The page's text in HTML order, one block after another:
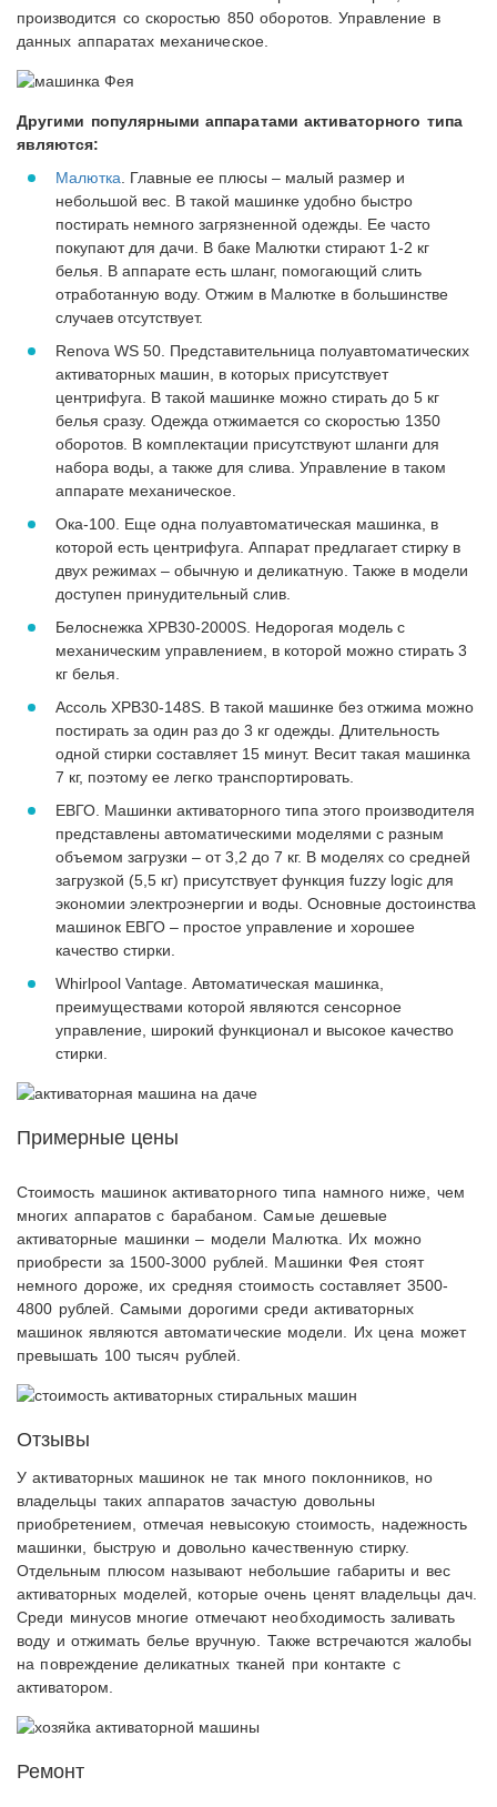
производится со скоростью 850 оборотов. Управление в
данных аппаратах механическое.
Другими популярными аппаратами активаторного типа
являются:
Малютка . Главные ее плюсы – малый размер и
небольшой вес. В такой машинке удобно быстро
постирать немного загрязненной одежды. Ее часто
покупают для дачи. В баке Малютки стирают 1-2 кг
белья. В аппарате есть шланг, помогающий слить
отработанную воду. Отжим в Малютке в большинстве
случаев отсутствует.
Renova WS 50. Представительница полуавтоматических
активаторных машин, в которых присутствует
центрифуга. В такой машинке можно стирать до 5 кг
белья сразу. Одежда отжимается со скоростью 1350
оборотов. В комплектации присутствуют шланги для
набора воды, а также для слива. Управление в таком
аппарате механическое.
Ока-100. Еще одна полуавтоматическая машинка, в
которой есть центрифуга. Аппарат предлагает стирку в
двух режимах – обычную и деликатную. Также в модели
доступен принудительный слив.
Белоснежка XPB30-2000S. Недорогая модель с
механическим управлением, в которой можно стирать 3
кг белья.
Ассоль XPB30-148S. В такой машинке без отжима можно
постирать за один раз до 3 кг одежды. Длительность
одной стирки составляет 15 минут. Весит такая машинка
7 кг, поэтому ее легко транспортировать.
ЕВГО. Машинки активаторного типа этого производителя
представлены автоматическими моделями с разным
объемом загрузки – от 3,2 до 7 кг. В моделях со средней
загрузкой (5,5 кг) присутствует функция fuzzy logic для
экономии электроэнергии и воды. Основные достоинства
машинок ЕВГО – простое управление и хорошее
качество стирки.
Whirlpool Vantage. Автоматическая машинка,
преимуществами которой являются сенсорное
управление, широкий функционал и высокое качество
стирки.
Примерные цены
Стоимость машинок активаторного типа намного ниже, чем
многих аппаратов с барабаном. Самые дешевые
активаторные машинки – модели Малютка. Их можно
приобрести за 1500-3000 рублей. Машинки Фея стоят
немного дороже, их средняя стоимость составляет 3500-
4800 рублей. Самыми дорогими среди активаторных
машинок являются автоматические модели. Их цена может
превышать 100 тысяч рублей.
Отзывы
У активаторных машинок не так много поклонников, но
владельцы таких аппаратов зачастую довольны
приобретением, отмечая невысокую стоимость, надежность
машинки, быструю и довольно качественную стирку.
Отдельным плюсом называют небольшие габариты и вес
активаторных моделей, которые очень ценят владельцы дач.
Среди минусов многие отмечают необходимость заливать
воду и отжимать белье вручную. Также встречаются жалобы
на повреждение деликатных тканей при контакте с
активатором.
Ремонт